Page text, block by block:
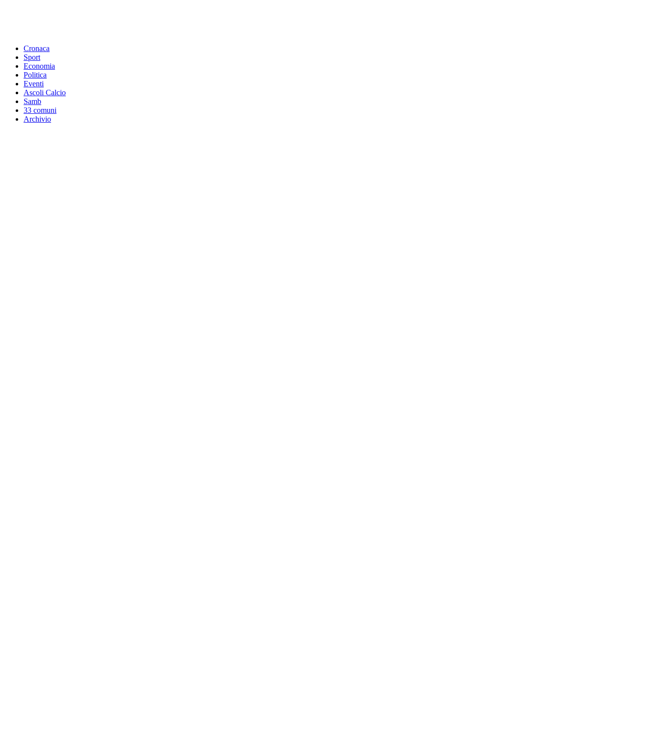
Cronaca
Sport
Economia
Politica
Eventi
Ascoli Calcio
Samb
33 comuni
Archivio